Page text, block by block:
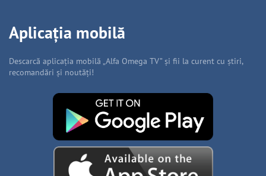
Aplicația mobilă
Descarcă aplicația mobilă „Alfa Omega TV” și fii la curent cu știri,
recomandări și noutăți!